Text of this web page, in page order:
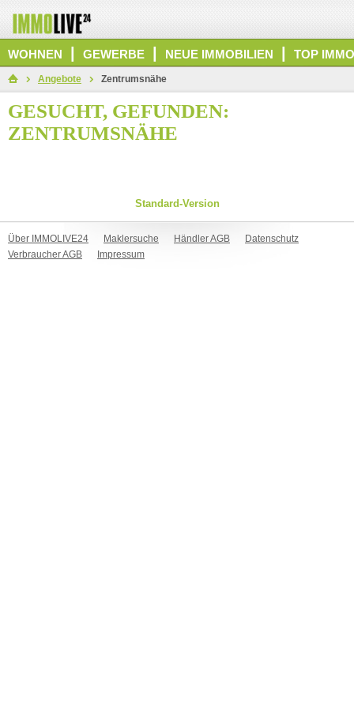
WOHNEN GEWERBE NEUE IMMOBILIEN TOP
Angebote Zentrumsnähe
GESUCHT, GEFUNDEN:
ZENTRUMSNÄHE
Standard-Version
Über IMMOLIVE24 Maklersuche Händler AGB
Datenschutz
Verbraucher AGB
Impressum